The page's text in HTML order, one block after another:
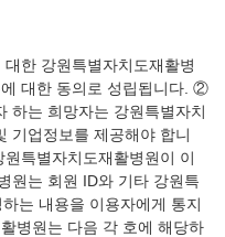
한 강원특별자치도재활병
대한 동의로 성립됩니다. ②
하는 희망자는 강원특별자치
기업정보를 제공해야 합니
특별자치도재활병원이 이
원는 회원 ID와 기타 강원특
는 내용을 이용자에게 통지
병원는 다음 각 호에 해당하